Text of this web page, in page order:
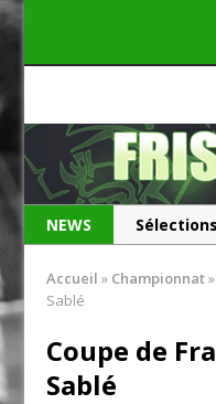
NEWS
Les
Accueil » Championnat»
Sablé
Coupe de
Sablé